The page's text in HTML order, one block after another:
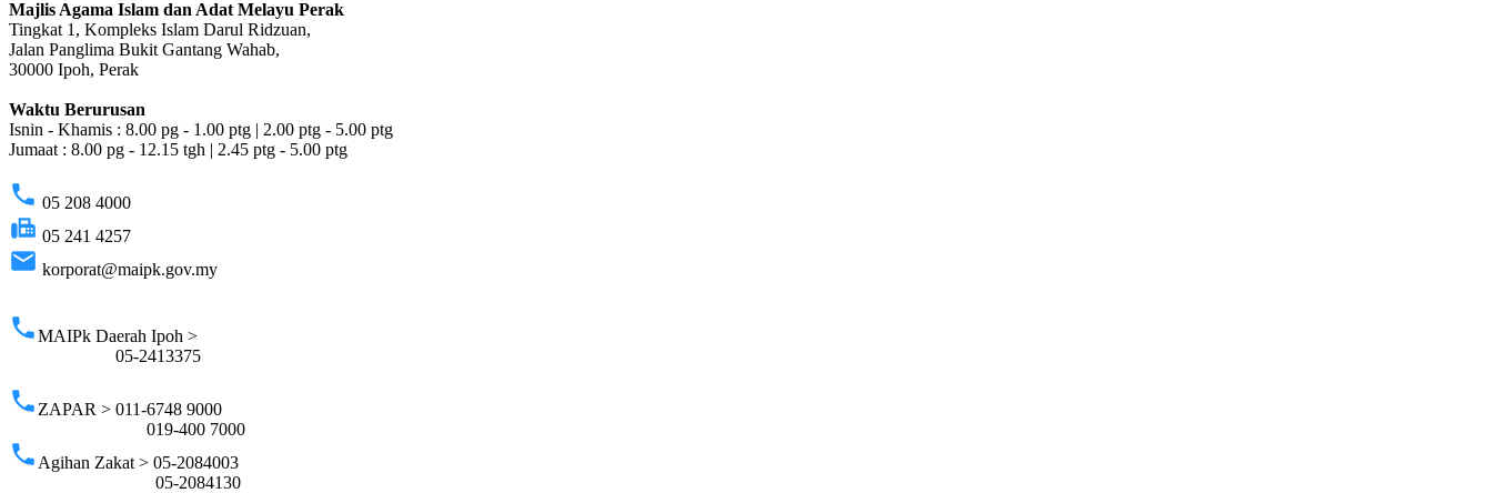
Majlis Agama Islam dan Adat Melayu Perak
Tingkat 1, Kompleks Islam Darul Ridzuan,
Jalan Panglima Bukit Gantang Wahab,
30000 Ipoh, Perak
Waktu Berurusan
Isnin - Khamis : 8.00 pg - 1.00 ptg | 2.00 ptg - 5.00 ptg
Jumaat : 8.00 pg - 12.15 tgh | 2.45 ptg - 5.00 ptg
phone 05 208 4000
fax 05 241 4257
email korporat@maipk.gov.my
phoneMAIPk Daerah Ipoh >
05-2413375
phoneZAPAR > 011-6748 9000
019-400 7000
phoneAgihan Zakat > 05-2084003
05-2084130